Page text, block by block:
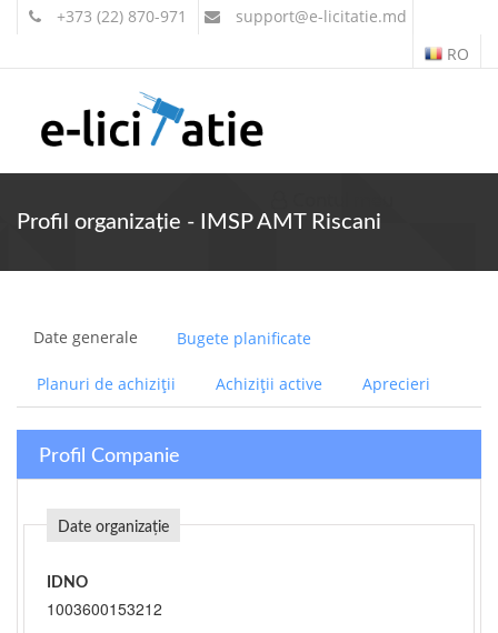
+373 (22) 870-971 support@e-licitatie.md
RO
Profil organizație - IMSP AMT Riscani
Date generale Bugete planificate
Planuri de achiziții Achiziții active Aprecieri
Profil Companie
Date organizație
IDNO
1003600153212